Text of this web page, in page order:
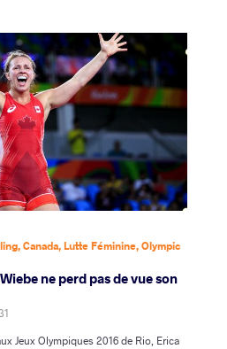
,Canada,Lutte Féminine,Olympic
ne perd pas de vue son
Jeux Olympiques 2016 de Rio, Erica